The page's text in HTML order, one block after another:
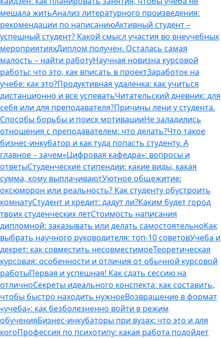
мешала житьАнализ литературного произведения:
рекомендации по написаниюАктивный студент –
успешный студент? Какой смысл участия во внеучебных
мероприятияхДиплом получен. Осталась самая
малость – найти работуНаучная новизна курсовой
работы: что это, как вписать в проектЗаработок на
учебе: как это?Продуктивная удаленка: как учиться
дистанционно и все успеватьЧитательский дневник: для
себя или для преподавателя?Причины лени у студента.
Способы борьбы и поиск мотивацииНе заладились
отношения с преподавателем: что делать?Что такое
бизнес-инкубатор и как туда попасть студенту. А
главное – зачем«Цифровая кафедра»: вопросы и
ответыСтуденческие стипендии: какие виды, какая
сумма, кому выплачиваютУютное общежитие:
оксюморон или реальность? Как студенту обустроить
комнатуСтудент и кредит: дадут ли?Каким будет город
твоих студенческих летСтоимость написания
дипломной: заказывать или делать самостоятельноКак
выбрать научного руководителя: топ-10 советовУчеба и
декрет: как совместить несовместимоеТеоретическая
курсовая: особенности и отличия от обычной курсовой
работыПервая и успешная! Как сдать сессию на
отличноСекреты идеального конспекта: как составить,
чтобы быстро находить нужноеВозвращение в формат
«учеба»: как безболезненно войти в режим
обученияБизнес-инкубаторы при вузах: что это и для
когоПрофессия по психотипу: какая работа подойдет